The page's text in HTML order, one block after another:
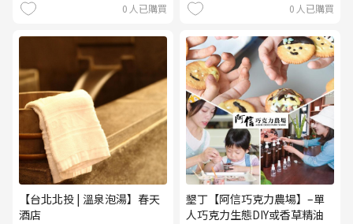
0 人已購買
0 人已購買
【台北北投 | 溫泉泡湯】春天
酒店
墾丁【阿信巧克力農場】–單
人巧克力生態DIY或香草精油